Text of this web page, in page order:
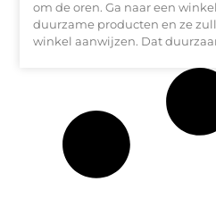
om de oren. Ga naar een
duurzame producten en ze
winkel aanwijzen. Dat